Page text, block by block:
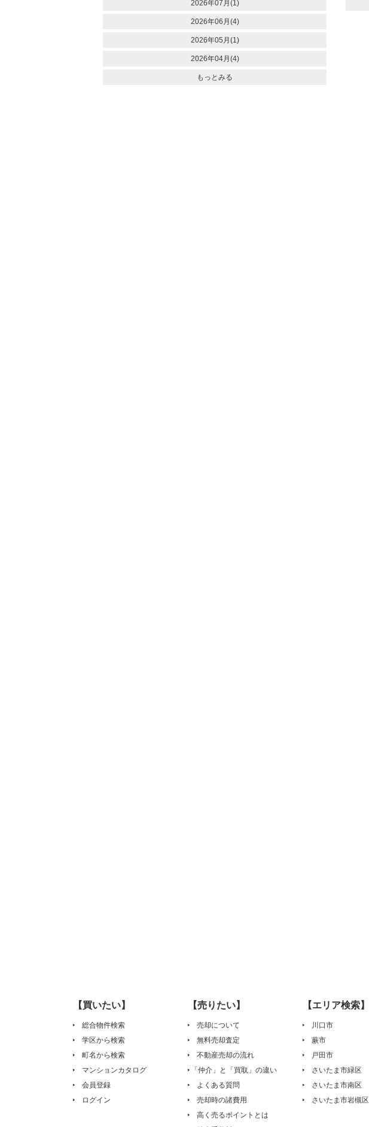
2026年07月(1)
2026年06月(4)
2026年05月(1)
2026年04月(4)
もっとみる
【買いたい】
総合物件検索
学区から検索
町名から検索
マンションカタログ
会員登録
ログイン
【売りたい】
売却について
無料売却査定
不動産売却の流れ
「仲介」と「買取」の違い
よくある質問
売却時の諸費用
高く売るポイントとは
【エリア検索】
川口市
蕨市
戸田市
さいたま市緑区
さいたま市南区
さいたま市岩槻区